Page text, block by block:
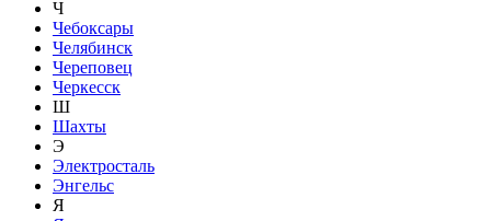
Ч
Чебоксары
Челябинск
Череповец
Черкесск
Ш
Шахты
Э
Электросталь
Энгельс
Я